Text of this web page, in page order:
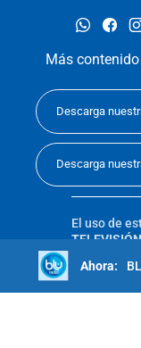
Más contenido
Descarga
Descarga
El uso de
sin
reserved